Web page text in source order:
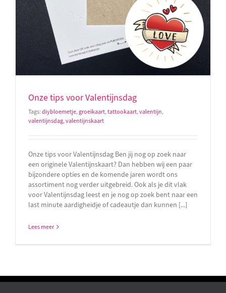
Onze tips voor Valentijnsdag
Tags:diybloemetje,groeikaart,tattookaart,valentijn,
valentijnsdag,valentijnskaart
Onze tips voor Valentijnsdag Ben jij nog op zoek naar
een originele Valentijnskaart? Dan hebben wij een paar
bijzondere opties en de komende jaren wordt ons
assortiment nog verder uitgebreid. Ook als je dit vlak
voor Valentijnsdag leest en je nog op zoek bent naar een
last minute aardigheidje of cadeautje dan kunnen [...]
Lees meer